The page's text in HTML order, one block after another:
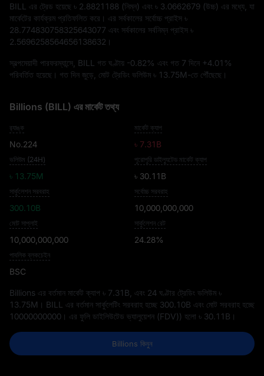
BILL এর ট্রেড হয়েছে ৳ 2.8821188 (নিম্ন) এবং ৳ 3.0662679 (উচ্চ) এর মধ্যে, যা
মার্কেটের কার্যক্রম প্রতিফলিত করে। এর সর্বকালের সর্বোচ্চ প্রাইস ৳
28.774830758325643077 এবং সর্বকালের সর্বনিম্ন প্রাইস ৳
2.5696258564656138632 ।
স্বল্পমেয়াদী পারফরম্যান্সে, BILL গত ঘণ্টায় -0.82% এবং গত 7 দিনে +4.01%
পরিবর্তিত হয়েছে। গত দিন জুড়ে, মোট ট্রেডিং ভলিউম ৳ 13.75M-তে পৌঁছেছে।
Billions (BILL) এর মার্কেট তথ্য
র‍্যাঙ্ক
No.224
মার্কেট ক্যাপ
৳ 7.31B
ভলিউম (24H)
৳ 13.75M
পুরোপুরি ডাইল্যুটেড মার্কেট ক্যাপ
৳ 30.11B
সার্কুলেশন সরবরাহ
300.10B
সর্বোচ্চ সরবরাহ
10,000,000,000
মোট সাপ্লাই
10,000,000,000
সার্কুলেশন রেট
24.28%
পাবলিক ব্লকচেইন
BSC
Billions এর বর্তমান মার্কেট ক্যাপ ৳ 7.31B , এবং 24 ঘণ্টার ট্রেডিং ভলিউম ৳
13.75M । BILL এর বর্তমান সার্কুলেটিং সরবরাহ হচ্ছে 300.10B এবং মোট সরবরাহ হচ্ছে
10000000000 । এর ফুলি ডাইলিউটেড ভ্যালুয়েশন (FDV)) হলো ৳ 30.11B ।
Billions কিনুন